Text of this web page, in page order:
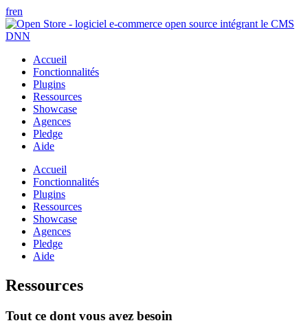
fren
Accueil
Fonctionnalités
Plugins
Ressources
Showcase
Agences
Pledge
Aide
Accueil
Fonctionnalités
Plugins
Ressources
Showcase
Agences
Pledge
Aide
Ressources
Tout ce dont vous avez besoin